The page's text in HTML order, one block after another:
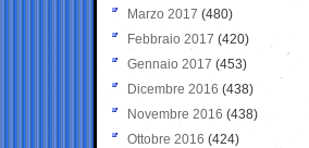
Marzo 2017 (480)
Febbraio 2017 (420)
Gennaio 2017 (453)
Dicembre 2016 (438)
Novembre 2016 (438)
Ottobre 2016 (424)